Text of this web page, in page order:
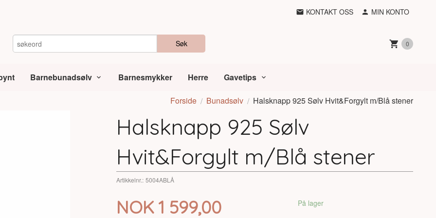
KONTAKT OSS MIN KONTO
Søk 0
Barnebunadsølv Barnesmykker Herre Gavetips
Forside Bunadsølv Halsknapp 925 Sølv Hvit&Forgylt m/Blå stener
Halsknapp 925 Sølv
Hvit&Forgylt m/Blå stener
Artikkelnr.: 5004ABLÅ
Pris
NOK 1 599,00 På lager